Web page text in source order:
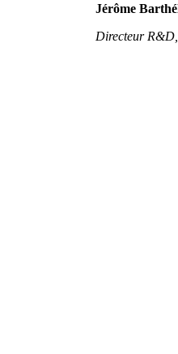
Jérôme
Directeur